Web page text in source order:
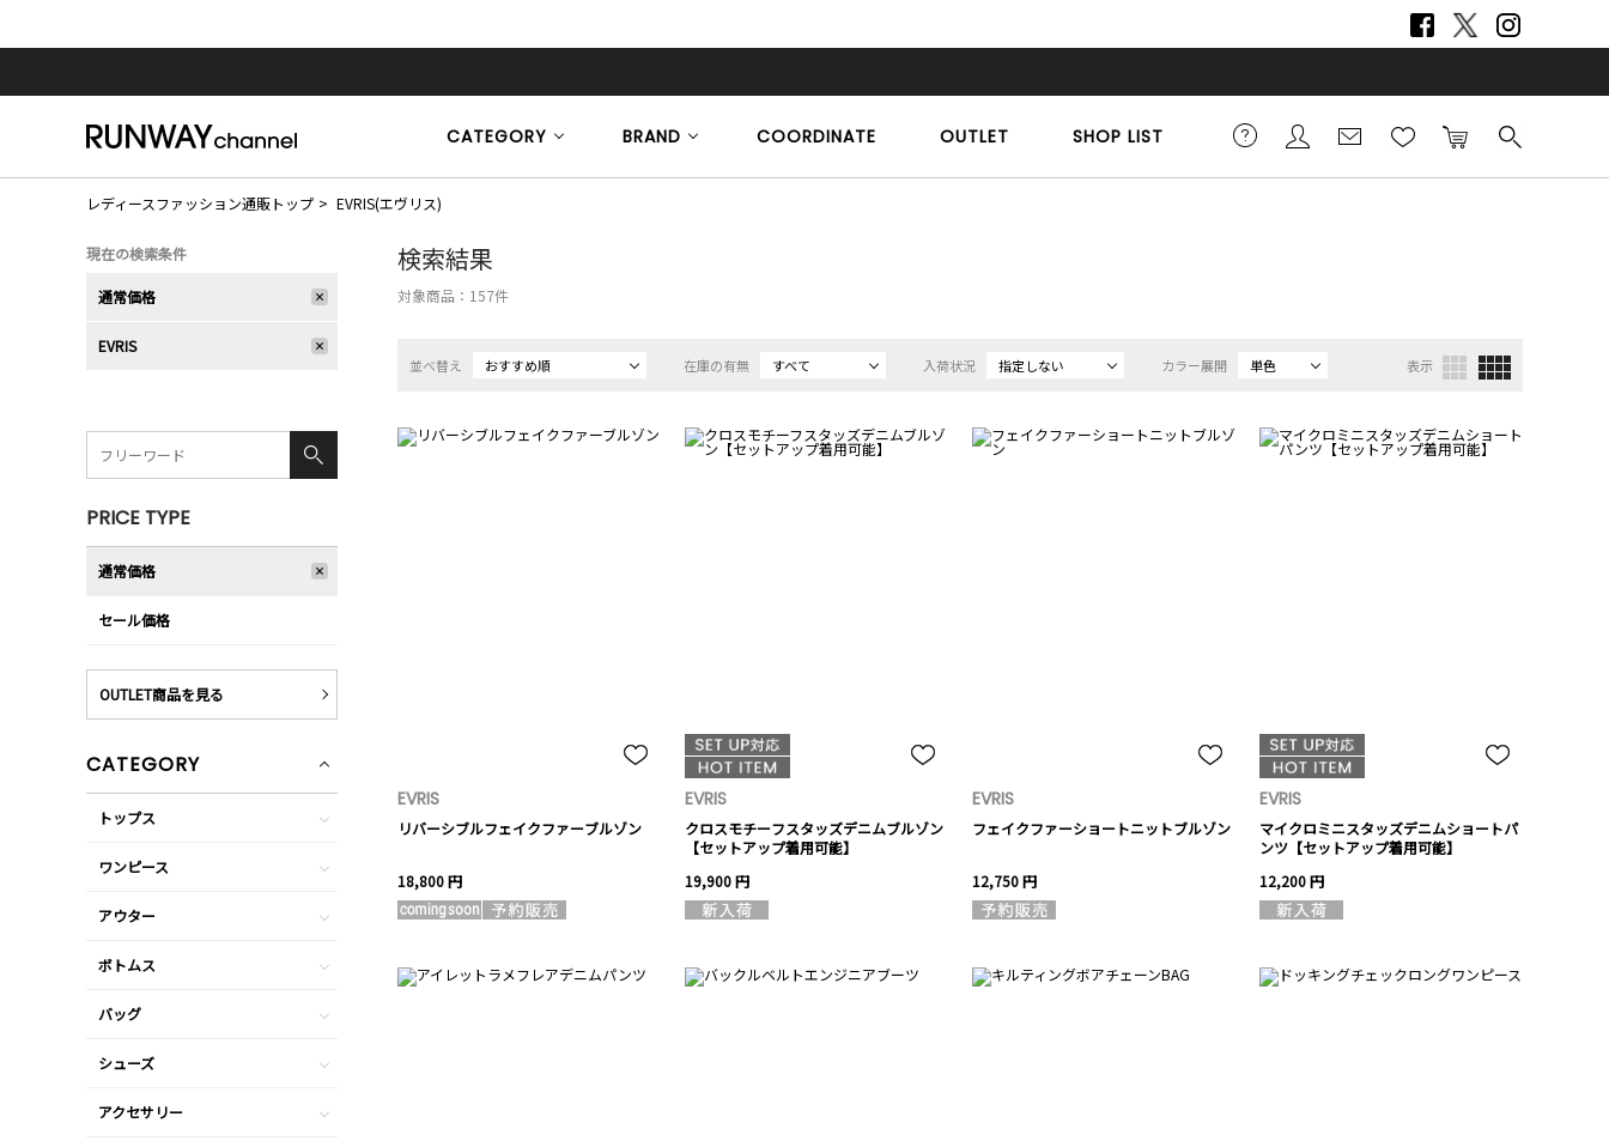
CATEGORY BRAND COORDINATE OUTLET SHOP LIST
レディースファッション通販トップ EVRIS(エヴリス)
検索結果
対象商品： 157件
並べ替え おすすめ順 在庫の有無 すべて 入荷状況 指定しない カラー展開 単色 表示
EVRIS
リバーシブルフェイクファーブルゾン
18,800 円
EVRIS
クロスモチーフスタッズデニムブルゾン
【セットアップ着用可能】
19,900 円
EVRIS
フェイクファーショートニットブルゾン
12,750 円
EVRIS
マイクロミニスタッズデニムショートパ
ンツ【セットアップ着用可能】
12,200 円
現在の検索条件
通常価格
EVRIS
PRICE TYPE
通常価格
セール価格
OUTLET商品を見る
CATEGORY
トップス
ワンピース
アウター
ボトムス
バッグ
シューズ
アクセサリー